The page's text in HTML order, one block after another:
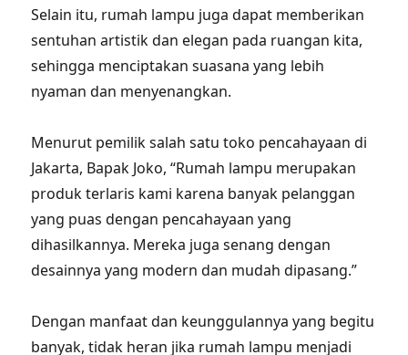
Selain itu, rumah lampu juga dapat memberikan
sentuhan artistik dan elegan pada ruangan kita,
sehingga menciptakan suasana yang lebih
nyaman dan menyenangkan.
Menurut pemilik salah satu toko pencahayaan di
Jakarta, Bapak Joko, “Rumah lampu merupakan
produk terlaris kami karena banyak pelanggan
yang puas dengan pencahayaan yang
dihasilkannya. Mereka juga senang dengan
desainnya yang modern dan mudah dipasang.”
Dengan manfaat dan keunggulannya yang begitu
banyak, tidak heran jika rumah lampu menjadi